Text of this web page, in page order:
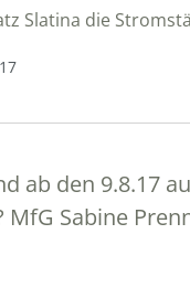
Slatina die
ab den 9.8.17
MfG Sabine